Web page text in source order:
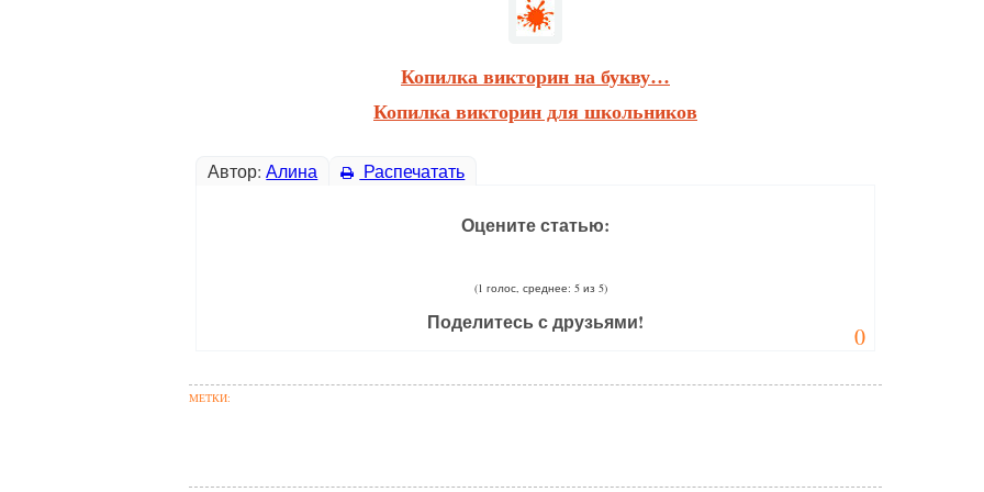
0
Копилка викторин на букву…
Копилка викторин для школьников
Автор:Алина Распечатать
Оцените статью:
(1 голос, среднее: 5 из 5)
Поделитесь с друзьями!
МЕТКИ: